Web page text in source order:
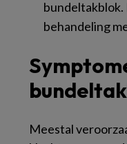
behandeling
Meestal